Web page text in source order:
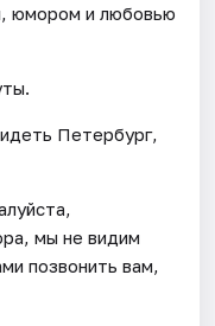
юмором и любовью
Петербург,
мы не видим
позвонить вам,